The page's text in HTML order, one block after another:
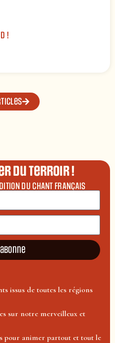
!
du terroir !
DU CHANT FRANÇAIS
issus de toutes les régions
sur notre merveilleux et
pour animer partout et tout le